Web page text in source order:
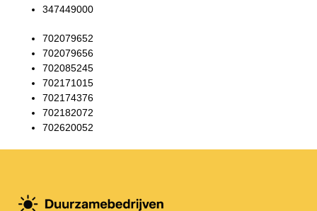
347449000
702079652
702079656
702085245
702171015
702174376
702182072
702620052